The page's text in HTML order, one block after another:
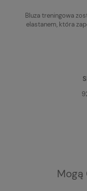
Bluza treningowa
elastanem, która